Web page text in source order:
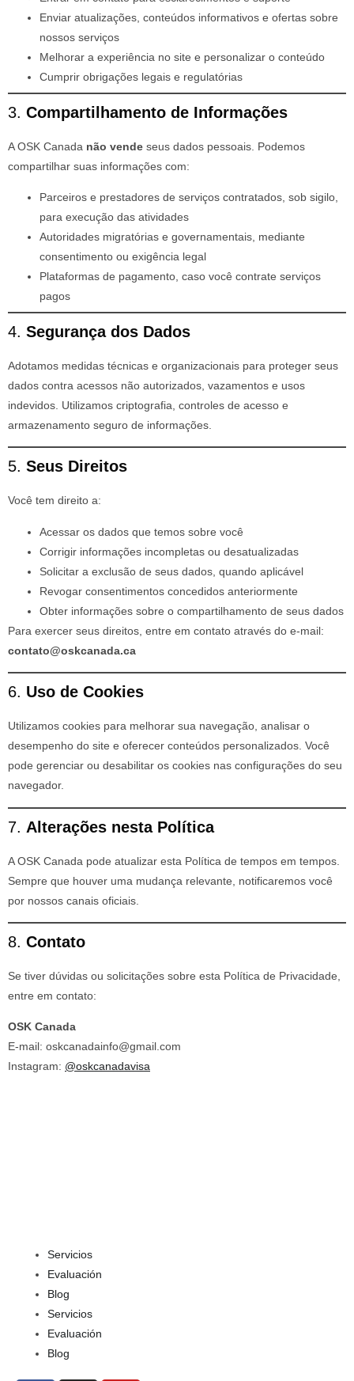
Enviar atualizações, conteúdos informativos e ofertas sobre
nossos serviços
Melhorar a experiência no site e personalizar o conteúdo
Cumprir obrigações legais e regulatórias
3. Compartilhamento de Informações
A OSK Canada não vende seus dados pessoais. Podemos
compartilhar suas informações com:
Parceiros e prestadores de serviços contratados, sob sigilo,
para execução das atividades
Autoridades migratórias e governamentais, mediante
consentimento ou exigência legal
Plataformas de pagamento, caso você contrate serviços
pagos
4. Segurança dos Dados
Adotamos medidas técnicas e organizacionais para proteger seus
dados contra acessos não autorizados, vazamentos e usos
indevidos. Utilizamos criptografia, controles de acesso e
armazenamento seguro de informações.
5. Seus Direitos
Você tem direito a:
Acessar os dados que temos sobre você
Corrigir informações incompletas ou desatualizadas
Solicitar a exclusão de seus dados, quando aplicável
Revogar consentimentos concedidos anteriormente
Obter informações sobre o compartilhamento de seus dados
Para exercer seus direitos, entre em contato através do e-mail:
contato@oskcanada.ca
6. Uso de Cookies
Utilizamos cookies para melhorar sua navegação, analisar o
desempenho do site e oferecer conteúdos personalizados. Você
pode gerenciar ou desabilitar os cookies nas configurações do seu
navegador.
7. Alterações nesta Política
A OSK Canada pode atualizar esta Política de tempos em tempos.
Sempre que houver uma mudança relevante, notificaremos você
por nossos canais oficiais.
8. Contato
Se tiver dúvidas ou solicitações sobre esta Política de Privacidade,
entre em contato:
OSK Canada
E-mail: oskcanadainfo@gmail.com
Instagram: @oskcanadavisa
Servicios
Evaluación
Blog
Servicios
Evaluación
Blog